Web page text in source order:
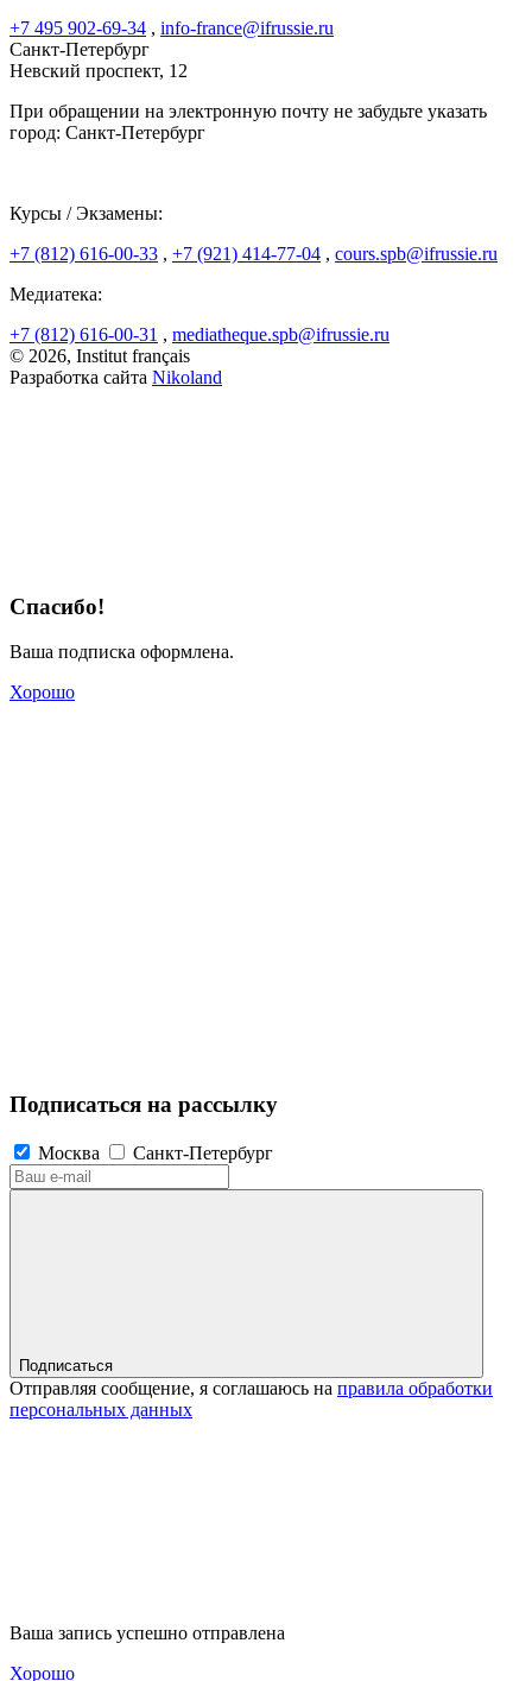
+7 495 902-69-34 , info-france@ifrussie.ru
Санкт-Петербург
Невский проспект, 12
При обращении на электронную почту не забудьте указать
город: Санкт-Петербург
Курсы / Экзамены:
+7 (812) 616-00-33 , +7 (921) 414-77-04 , cours.spb@ifrussie.ru
Медиатека:
+7 (812) 616-00-31 , mediatheque.spb@ifrussie.ru
© 2026, Institut français
Разработка сайта Nikoland
Спасибо!
Ваша подписка оформлена.
Хорошо
Подписаться на рассылку
Москва Санкт-Петербург
Подписаться
Отправляя сообщение, я соглашаюсь на правила обработки
персональных данных
Ваша запись успешно отправлена
Хорошо